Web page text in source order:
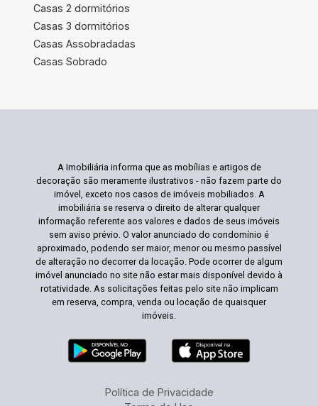
Casas 2 dormitórios
Casas 3 dormitórios
Casas Assobradadas
Casas Sobrado
A Imobiliária informa que as mobílias e artigos de
decoração são meramente ilustrativos - não fazem parte do
imóvel, exceto nos casos de imóveis mobiliados. A
imobiliária se reserva o direito de alterar qualquer
informação referente aos valores e dados de seus imóveis
sem aviso prévio. O valor anunciado do condomínio é
aproximado, podendo ser maior, menor ou mesmo passível
de alteração no decorrer da locação. Pode ocorrer de algum
imóvel anunciado no site não estar mais disponível devido à
rotatividade. As solicitações feitas pelo site não implicam
em reserva, compra, venda ou locação de quaisquer
imóveis.
Política de Privacidade